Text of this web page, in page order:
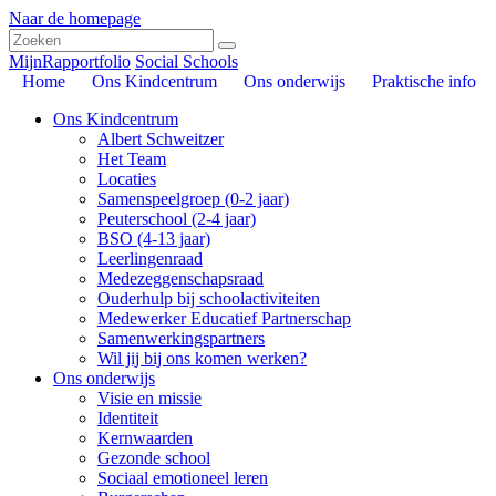
Naar de homepage
MijnRapportfolio Social Schools
Home
Ons Kindcentrum Ons onderwijs Praktische info
Ons Kindcentrum
Albert Schweitzer
Het Team
Locaties
Samenspeelgroep (0-2 jaar)
Peuterschool (2-4 jaar)
BSO (4-13 jaar)
Leerlingenraad
Medezeggenschapsraad
Ouderhulp bij schoolactiviteiten
Medewerker Educatief Partnerschap
Samenwerkingspartners
Wil jij bij ons komen werken?
Ons onderwijs
Visie en missie
Identiteit
Kernwaarden
Gezonde school
Sociaal emotioneel leren